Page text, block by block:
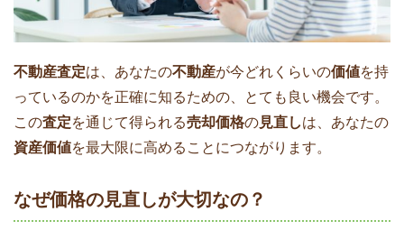
不動産査定は、あなたの不動産が今どれくらいの価値を持
っているのかを正確に知るための、とても良い機会です。
この査定を通じて得られる売却価格の見直しは、あなたの
資産価値を最大限に高めることにつながります。
なぜ価格の見直しが大切なの？